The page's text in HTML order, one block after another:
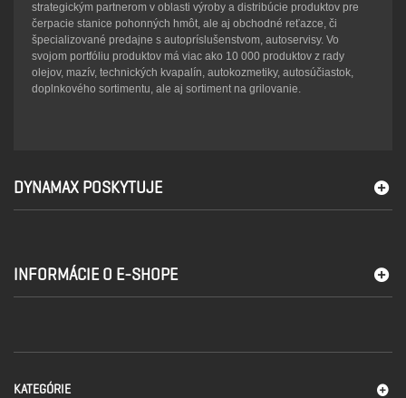
strategickým partnerom v oblasti výroby a distribúcie produktov pre
čerpacie stanice pohonných hmôt, ale aj obchodné reťazce, či
špecializované predajne s autopríslušenstvom, autoservisy. Vo
svojom portfóliu produktov má viac ako 10 000 produktov z rady
olejov, mazív, technických kvapalín, autokozmetiky, autosúčiastok,
doplnkového sortimentu, ale aj sortiment na grilovanie.
DYNAMAX POSKYTUJE
INFORMÁCIE O E-SHOPE
KATEGÓRIE